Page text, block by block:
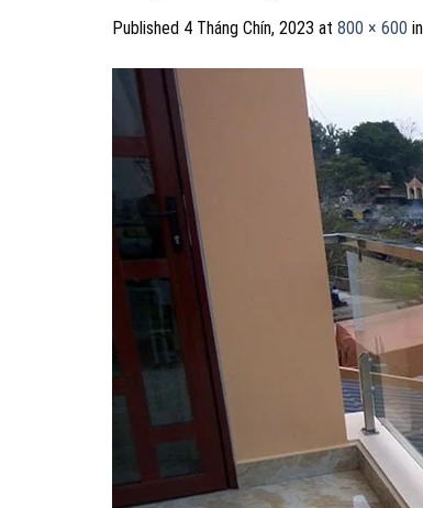
Published 4 Tháng Chín, 2023 at 800 × 600 in